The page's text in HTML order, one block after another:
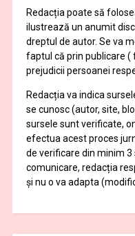
Redacția poate să
ilustrează un anumit
dreptul de autor. Se va
faptul că prin publicare
prejudicii persoanei
Redacția va indica
se cunosc (autor, site,
sursele sunt verificate,
efectua acest proces
de verificare din minim 3
comunicare, redacția
și nu o va adapta